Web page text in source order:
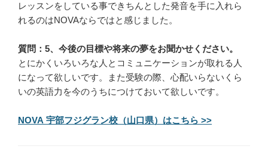
レッスンをしている事できちんとした発音を手に入れら
れるのはNOVAならではと感じました。
質問：5、今後の目標や将来の夢をお聞かせください。
とにかくいろいろな人とコミュニケーションが取れる人
になって欲しいです。また受験の際、心配いらないくら
いの英語力を今のうちにつけておいて欲しいです。
NOVA 宇部フジグラン校（山口県）はこちら >>